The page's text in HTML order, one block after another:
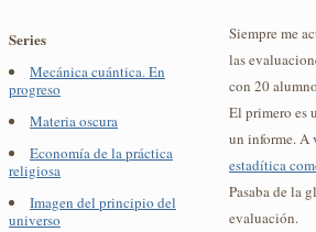
Series
Mecánica cuántica. En
progreso
Materia oscura
Economía de la práctica
religiosa
Imagen del principio del
universo
Siempre me
las
con 20
El primero es
un informe. A
estadítica
Pasaba de la
evaluación.